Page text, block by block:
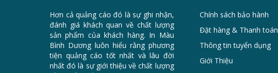
Hơn cả quảng cáo đó là sự ghi nhận,
đánh giá khách quan về chất lượng
sản phẩm của khách hàng. In Màu
Bình Dương luôn hiểu rằng phương
tiện quảng cáo tốt nhất và lâu đời
nhất đó là sự giới thiệu về chất lượng
Chính sách bảo hành
Đặt hàng & Thanh toán
Thông tin tuyển dụng
Giới Thiệu